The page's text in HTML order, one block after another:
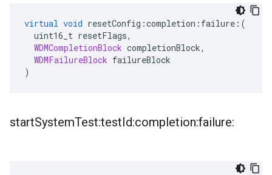
virtual void resetConfig :completion : failure :(
uint16_t resetFlags,
WDMCompletionBlock completionBlock,
WDMFailureBlock failureBlock
)
startSystemTest:testId:completion:failure: